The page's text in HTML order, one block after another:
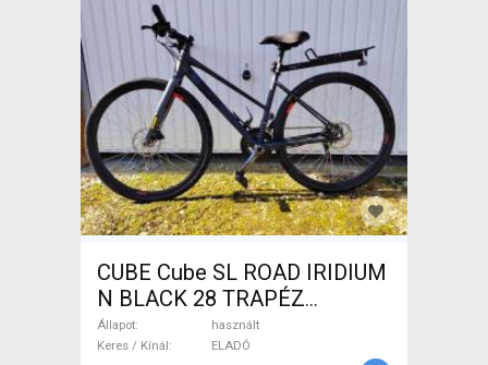
CUBE Cube SL ROAD IRIDIUM
N BLACK 28 TRAPÉZ
Trekking/cross tárcsafék
használt ELADÓ
Állapot
használt
Keres / Kínál
ELADÓ